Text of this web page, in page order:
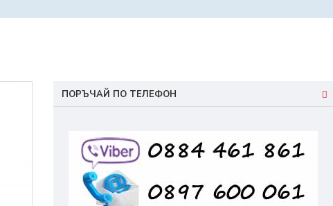
ПОРЪЧАЙ ПО ТЕЛЕФОН